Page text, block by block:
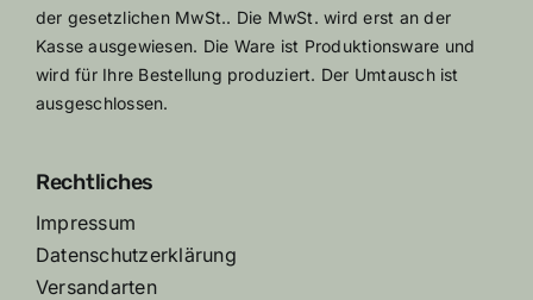
der gesetzlichen MwSt.. Die MwSt. wird erst an der
Kasse ausgewiesen. Die Ware ist Produktionsware und
wird für Ihre Bestellung produziert. Der Umtausch ist
ausgeschlossen.
Rechtliches
Impressum
Datenschutzerklärung
Versandarten